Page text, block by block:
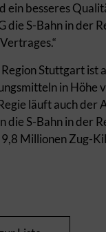
ein besseres
die S-Bahn in der
Stuttgart ist
in Höhe
läuft auch der
die S-Bahn in der
Millionen Zug-